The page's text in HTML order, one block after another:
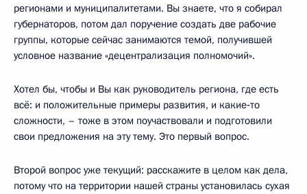
регионами и муниципалитетами. Вы знаете, что я собирал
губернаторов, потом дал поручение создать две рабочие
группы, которые сейчас занимаются темой, получившей
условное название «децентрализация полномочий».
Хотел бы, чтобы и Вы как руководитель региона, где есть
всё: и положительные примеры развития, и какие‑то
сложности, – тоже в этом поучаствовали и подготовили
свои предложения на эту тему. Это первый вопрос.
Второй вопрос уже текущий: расскажите в целом как дела,
потому что на территории нашей страны установилась сухая